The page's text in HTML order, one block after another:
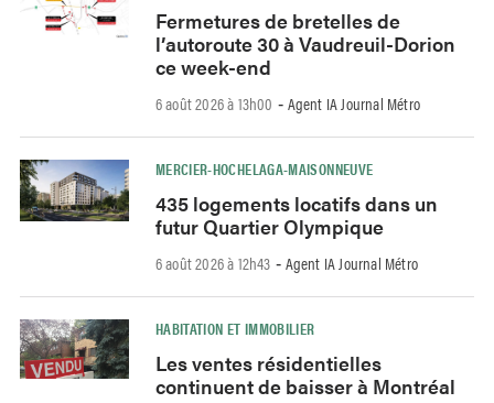
Fermetures de bretelles de
l’autoroute 30 à Vaudreuil-Dorion
ce week-end
6 août 2026 à 13h00 - Agent IA Journal Métro
MERCIER-HOCHELAGA-MAISONNEUVE
435 logements locatifs dans un
futur Quartier Olympique
6 août 2026 à 12h43 - Agent IA Journal Métro
HABITATION ET IMMOBILIER
Les ventes résidentielles
continuent de baisser à Montréal